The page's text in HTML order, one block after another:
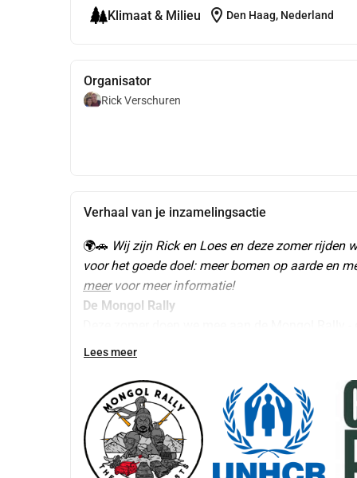
Klimaat & Milieu location_on Den Haag, Nederland
Organisator
Rick Verschuren
Verhaal van je inzamelingsactie
🌍🚗 Wij zijn Rick en Loes en deze zomer
voor het goede doel: meer bomen op aarde en
meer voor meer informatie!
De Mongol Rally
Azië, in een oude Toyota Yaris. Samen met 200
Instagram.
De actie
De Mongol Rally is niet alleen een episch
Lees meer